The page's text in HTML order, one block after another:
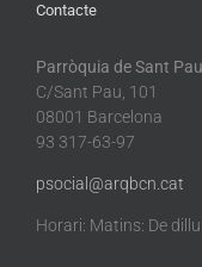
Contacte
Parròquia de Sant Pau
C/Sant Pau, 101
08001 Barcelona
93 317-63-97
psocial@arqbcn.cat
Horari: Matins: De